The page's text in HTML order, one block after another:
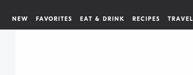
NEW FAVORITES EAT & DRINK RECIPES TRAVEL